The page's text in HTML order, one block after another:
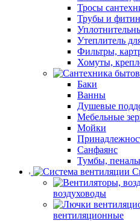
Тросы
Трубы и
Утеплитель
Фильтры,
Хомуты,
Баки
Ванны
Душевые
Мебельные
Мойки
Санфаянс
Тумбы, пеналы
воздуховоды
вентиляционные